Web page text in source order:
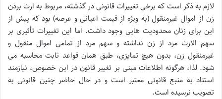
لازم به ذکر است که برخی تغییرات قانونی در گذشته، مربوط به ارث بردن
زن از اموال غیرمنقول (به ویژه از قیمت اعیانی و عرصه) بود که پیش از
این برای زنان محدودیت هایی وجود داشت. اما این تغییرات تأثیری بر
سهم الارث مرد از زن نداشته و سهم مرد از تمامی اموال منقول و
غیرمنقول زن، بدون هیچ تمایزی، طبق همان قواعد ثابت محاسبه می
شود. لذا، هرگونه اطلاعات مبنی بر تغییر قانون در این خصوص، نیازمند
استناد به منبع قانونی معتبر است و در حال حاضر چنین قانونی به
تصویب نرسیده است.